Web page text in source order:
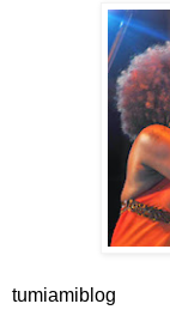
tumiamiblog